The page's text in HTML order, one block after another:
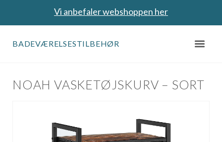
Vi anbefaler webshoppen her
BADEVÆRELSESTILBEHØR
NOAH VASKETØJSKURV – SORT